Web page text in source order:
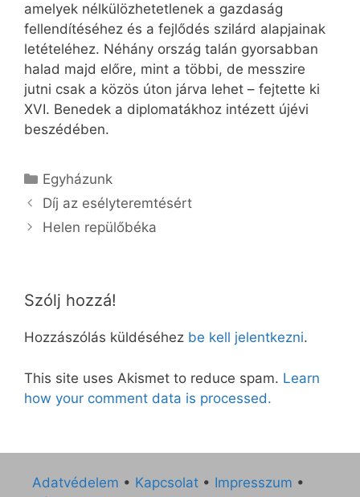
amelyek nélkülözhetetlenek a gazdaság
fellendítéséhez és a fejlődés szilárd alapjainak
letételéhez. Néhány ország talán gyorsabban
halad majd előre, mint a többi, de messzire
jutni csak a közös úton járva lehet – fejtette ki
XVI. Benedek a diplomatákhoz intézett újévi
beszédében.
Kategória
Egyházunk
Díj az esélyteremtésért
Helen repülőbéka
Szólj hozzá!
Hozzászólás küldéséhez be kell jelentkezni.
This site uses Akismet to reduce spam. Learn
how your comment data is processed.
Adatvédelem • Kapcsolat • Impresszum •